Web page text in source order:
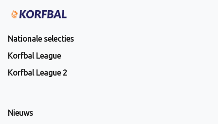
Nationale selecties
Korfbal League
Korfbal League 2
Nieuws